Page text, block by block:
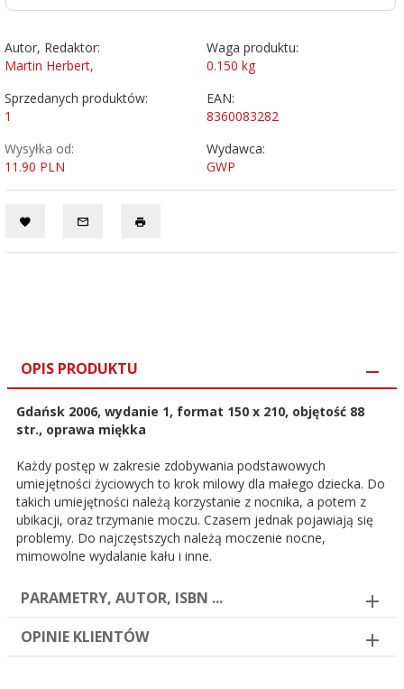
Autor, Redaktor:
Martin Herbert,
Waga produktu:
0.150 kg
Sprzedanych produktów:
1
EAN:
8360083282
Wysyłka od:
11.90 PLN
Wydawca:
GWP
OPIS PRODUKTU
Gdańsk 2006, wydanie 1, format 150 x 210, objętość 88
str., oprawa miękka
Każdy postęp w zakresie zdobywania podstawowych
umiejętności życiowych to krok milowy dla małego dziecka. Do
takich umiejętności należą korzystanie z nocnika, a potem z
ubikacji, oraz trzymanie moczu. Czasem jednak pojawiają się
problemy. Do najczęstszych należą moczenie nocne,
mimowolne wydalanie kału i inne.
PARAMETRY, AUTOR, ISBN ...
OPINIE KLIENTÓW